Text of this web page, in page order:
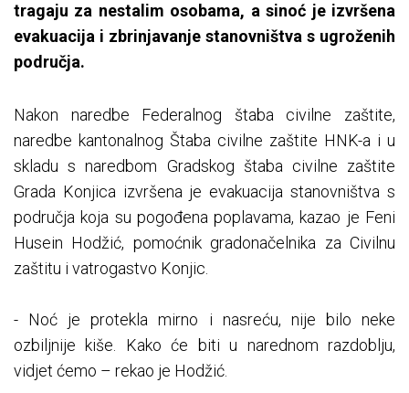
tragaju za nestalim osobama, a sinoć je izvršena
evakuacija i zbrinjavanje stanovništva s ugroženih
područja.
Nakon naredbe Federalnog štaba civilne zaštite,
naredbe kantonalnog Štaba civilne zaštite HNK-a i u
skladu s naredbom Gradskog štaba civilne zaštite
Grada Konjica izvršena je evakuacija stanovništva s
područja koja su pogođena poplavama, kazao je Feni
Husein Hodžić, pomoćnik gradonačelnika za Civilnu
zaštitu i vatrogastvo Konjic.
- Noć je protekla mirno i nasreću, nije bilo neke
ozbiljnije kiše. Kako će biti u narednom razdoblju,
vidjet ćemo – rekao je Hodžić.